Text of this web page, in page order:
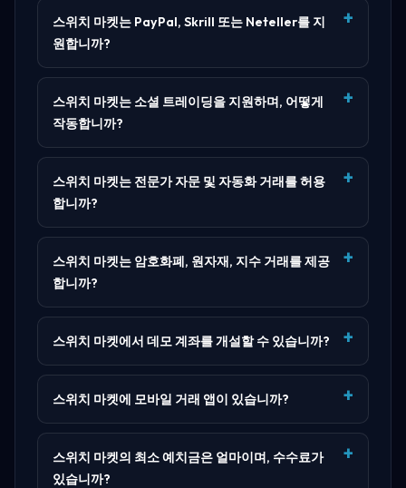
스위치 마켓는 PayPal, Skrill 또는 Neteller를 지
원합니까?
스위치 마켓는 소셜 트레이딩을 지원하며, 어떻게
작동합니까?
스위치 마켓는 전문가 자문 및 자동화 거래를 허용
합니까?
스위치 마켓는 암호화폐, 원자재, 지수 거래를 제공
합니까?
스위치 마켓에서 데모 계좌를 개설할 수 있습니까?
스위치 마켓에 모바일 거래 앱이 있습니까?
스위치 마켓의 최소 예치금은 얼마이며, 수수료가
있습니까?